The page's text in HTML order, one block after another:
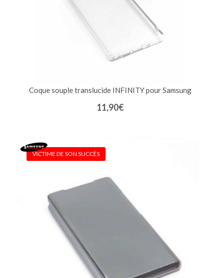
Coque souple translucide INFINITY pour Samsung
11,90€
VICTIME DE SON SUCCÈS